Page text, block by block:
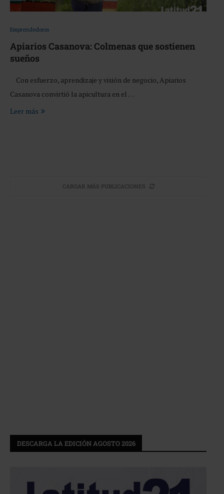
Emprendedores
Apiarios Casanova: Colmenas que sostienen
sueños
Con esfuerzo, aprendizaje y visión de negocio, Apiarios
Casanova convirtió la apicultura en el …
Leer más
CARGAR MÁS PUBLICACIONES
DESCARGA LA EDICIÓN AGOSTO 2026